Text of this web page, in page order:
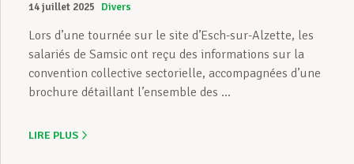
14 juillet 2025 Divers
Lors d’une tournée sur le site d’Esch-sur-Alzette, les
salariés de Samsic ont reçu des informations sur la
convention collective sectorielle, accompagnées d’une
brochure détaillant l’ensemble des ...
LIRE PLUS